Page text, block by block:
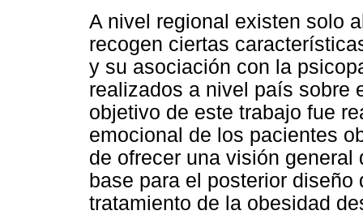
A nivel regional existen solo
recogen ciertas
y su asociación con la
realizados a nivel país sobre
objetivo de este trabajo fue
emocional de los pacientes
de ofrecer una visión
base para el posterior
tratamiento de la obesidad